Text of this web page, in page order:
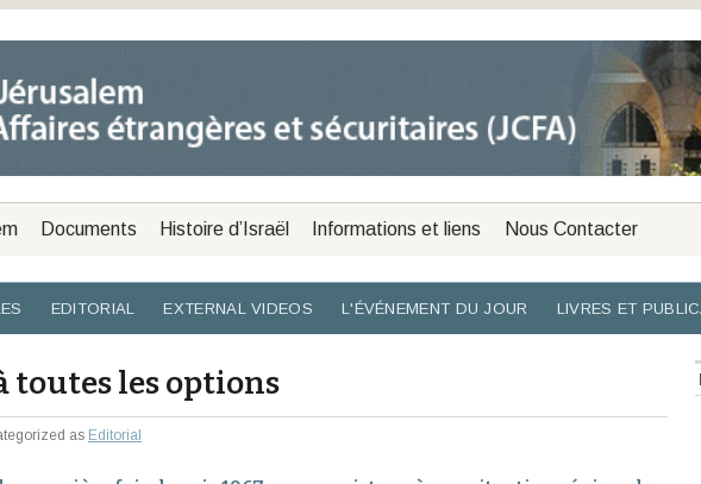
Documents Histoire d’Israël Informations et liens Nous Contacter
EDITORIAL EXTERNAL VIDEOS L'ÉVÉNEMENT DU JOUR LIVRES ET
toutes les options
as Editorial